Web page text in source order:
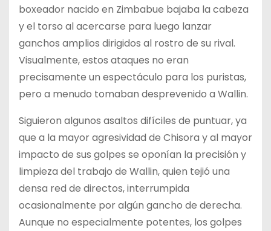
boxeador nacido en Zimbabue bajaba la cabeza
y el torso al acercarse para luego lanzar
ganchos amplios dirigidos al rostro de su rival.
Visualmente, estos ataques no eran
precisamente un espectáculo para los puristas,
pero a menudo tomaban desprevenido a Wallin.
Siguieron algunos asaltos difíciles de puntuar, ya
que a la mayor agresividad de Chisora y al mayor
impacto de sus golpes se oponían la precisión y
limpieza del trabajo de Wallin, quien tejió una
densa red de directos, interrumpida
ocasionalmente por algún gancho de derecha.
Aunque no especialmente potentes, los golpes